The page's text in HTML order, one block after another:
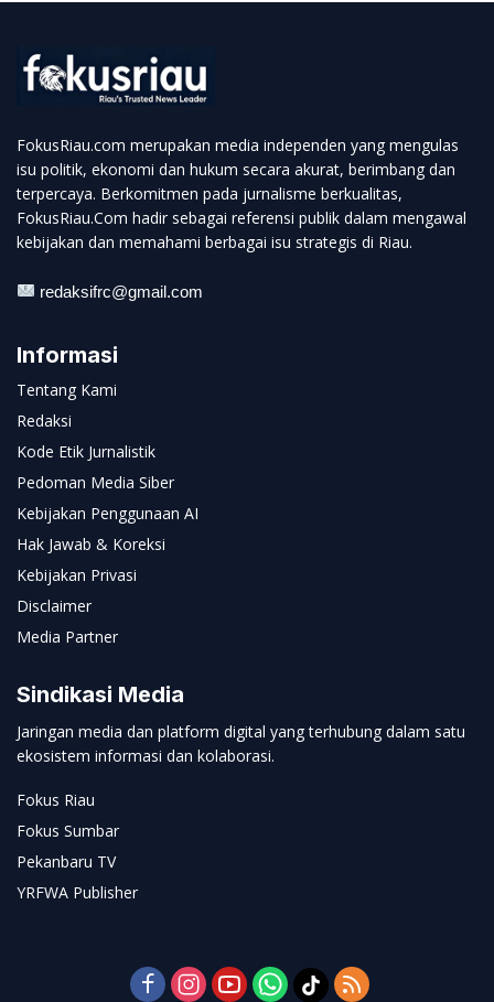
FokusRiau.com merupakan media independen yang mengulas
isu politik, ekonomi dan hukum secara akurat, berimbang dan
terpercaya. Berkomitmen pada jurnalisme berkualitas,
FokusRiau.Com hadir sebagai referensi publik dalam mengawal
kebijakan dan memahami berbagai isu strategis di Riau.
redaksifrc@gmail.com
Informasi
Tentang Kami
Redaksi
Kode Etik Jurnalistik
Pedoman Media Siber
Kebijakan Penggunaan AI
Hak Jawab & Koreksi
Kebijakan Privasi
Disclaimer
Media Partner
Sindikasi Media
Jaringan media dan platform digital yang terhubung dalam satu
ekosistem informasi dan kolaborasi.
Fokus Riau
Fokus Sumbar
Pekanbaru TV
YRFWA Publisher